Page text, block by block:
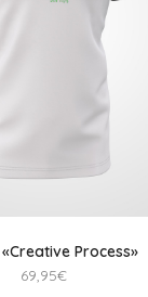
Process»
69,95€